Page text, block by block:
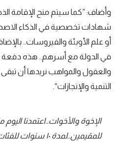
وأضاف: ”كما سيتم منح الإقامة
شهادات تخصصية في الذكاء
أو علم الأوبئة والفيروسات..
في الدولة مع أسرهم.. هذه دفعة
والعقول والمواهب نريدها أن
التنمية والإنجازات“.
الإخوة والأخوات..اعتمدنا اليوم
للمقيمين..لمدة ١٠